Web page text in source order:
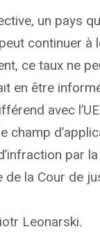
un pays
continuer à
ce taux ne
en être
avec
champ
par
la Cour de
Leonarski.